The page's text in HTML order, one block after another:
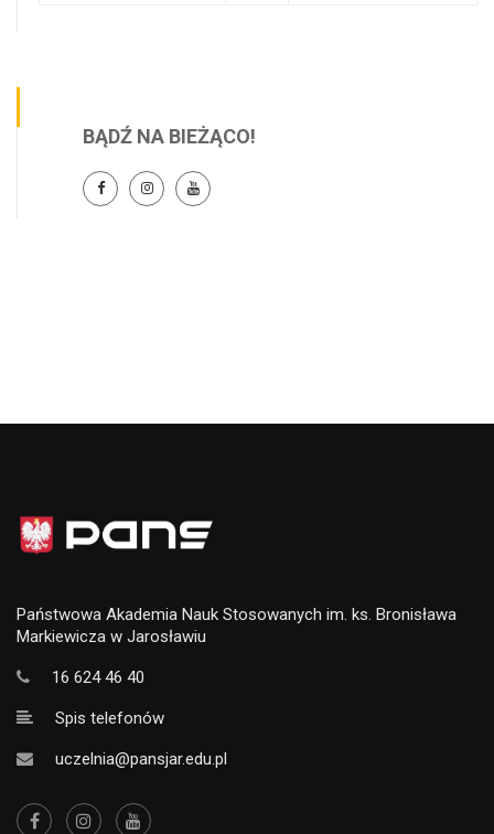
BĄDŹ NA BIEŻĄCO!
Państwowa Akademia Nauk Stosowanych im. ks. Bronisława
Markiewicza w Jarosławiu
16 624 46 40
Spis telefonów
uczelnia@pansjar.edu.pl